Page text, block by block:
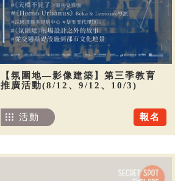
【氛圍地—影像建築】第三季教育
推廣活動(8/12、9/12、10/3)
報名
活動